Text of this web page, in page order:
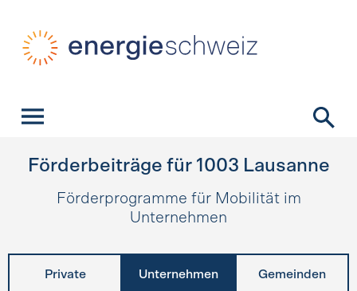
Förderbeiträge für 1003 Lausanne
Förderprogramme für Mobilität im
Unternehmen
Private Unternehmen Gemeinden